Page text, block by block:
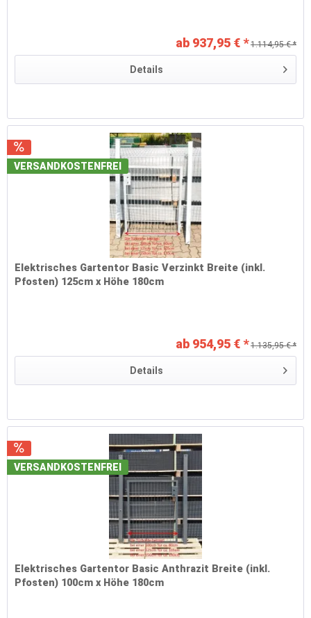
ab 937,95 € * 1.114,95 € *
Details
VERSANDKOSTENFREI
Elektrisches Gartentor Basic Verzinkt Breite (inkl.
Pfosten) 125cm x Höhe 180cm
ab 954,95 € * 1.135,95 € *
Details
VERSANDKOSTENFREI
Elektrisches Gartentor Basic Anthrazit Breite (inkl.
Pfosten) 100cm x Höhe 180cm